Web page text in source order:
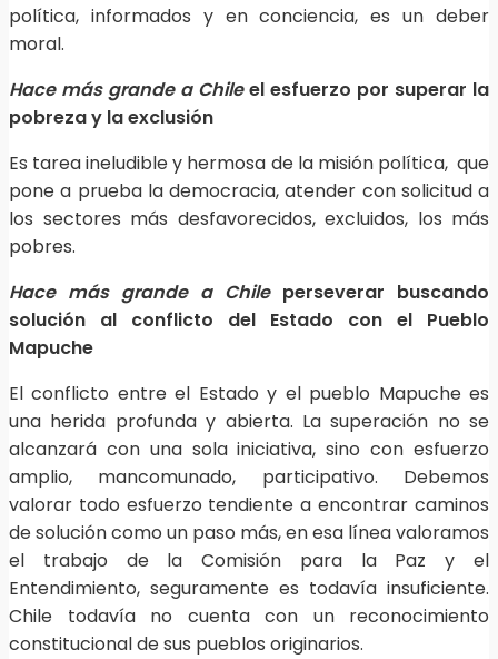
política, informados y en conciencia, es un deber
moral.
Hace más grande a Chileel esfuerzo por superar la
pobreza y la exclusión
Es tarea ineludible y hermosa de la misión política, que
pone a prueba la democracia, atender con solicitud a
los sectores más desfavorecidos, excluidos, los más
pobres.
Hace más grande a Chileperseverar buscando
solución al conflicto del Estado con el Pueblo
Mapuche
El conflicto entre el Estado y el pueblo Mapuche es
una herida profunda y abierta. La superación no se
alcanzará con una sola iniciativa, sino con esfuerzo
amplio, mancomunado, participativo. Debemos
valorar todo esfuerzo tendiente a encontrar caminos
de solución como un paso más, en esa línea valoramos
el trabajo de la Comisión para la Paz y el
Entendimiento, seguramente es todavía insuficiente.
Chile todavía no cuenta con un reconocimiento
constitucional de sus pueblos originarios.